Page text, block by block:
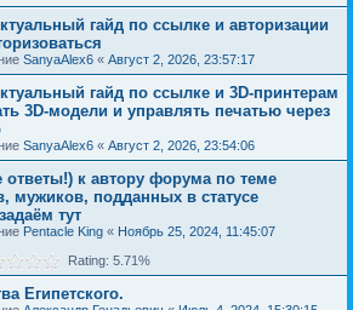
гайд по ссылке и авторизации
SanyaAlex6 « Август 2, 2026, 23:57:17
гайд по ссылке и 3D-принтерам
3D-модели и управлять печатью через
SanyaAlex6 « Август 2, 2026, 23:54:06
к автору форума по теме
мужиков, подданных в статусе
тут
Pentacle King « Ноябрь 25, 2024, 11:45:07
Rating: 5.71%
Египетского.